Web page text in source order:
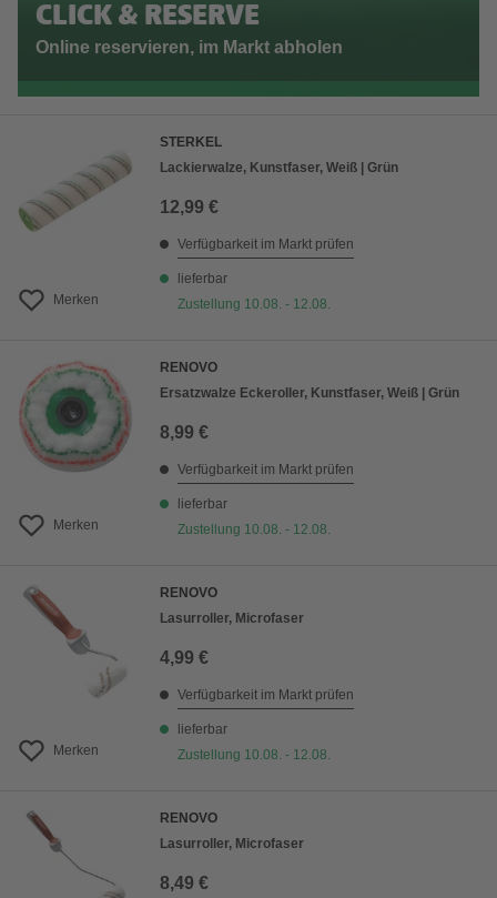
CLICK & RESERVE
Online reservieren, im Markt abholen
Merken
STERKEL
Lackierwalze, Kunstfaser, Weiß | Grün
12,99 €
Verfügbarkeit im Markt prüfen
lieferbar
Zustellung 10.08. - 12.08.
Merken
RENOVO
Ersatzwalze Eckeroller, Kunstfaser, Weiß | Grün
8,99 €
Verfügbarkeit im Markt prüfen
lieferbar
Zustellung 10.08. - 12.08.
Merken
RENOVO
Lasurroller, Microfaser
4,99 €
Verfügbarkeit im Markt prüfen
lieferbar
Zustellung 10.08. - 12.08.
RENOVO
Lasurroller, Microfaser
8,49 €